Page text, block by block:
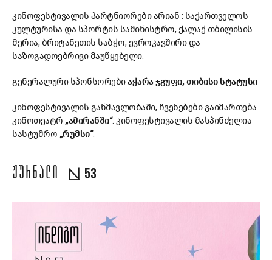
კინოფესტივალის პარტნიორები არიან : საქართველოს
კულტურისა და სპორტის სამინისტრო, ქალაქ თბილისის
მერია, ბრიტანეთის საბჭო, ევროკავშირი და
საზოგადოებრივი მაუწყებელი.
გენერალური სპონსორებიაჭარაჯგუფი, თიბისისტატუსი
კინოფესტივალის განმავლობაში, ჩვენებები გაიმართება
კინოთეატრ „ამირანში“. კინოფესტივალის მასპინძელია
სასტუმრო „რუმსი“.
ᲟᲣᲠᲜᲐᲚᲘ 53